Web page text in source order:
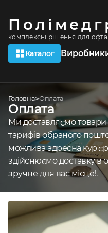
комплексні рішення для
Каталог
Головна Оплата
Оплата
Ми доставляємо товари
тарифів обраного
можлива адресна
здійснюємо доставку в
зручне для вас місце!.